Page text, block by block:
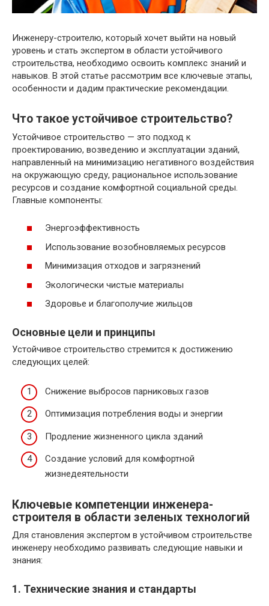
Инженеру-строителю, который хочет выйти на новый
уровень и стать экспертом в области устойчивого
строительства, необходимо освоить комплекс знаний и
навыков. В этой статье рассмотрим все ключевые этапы,
особенности и дадим практические рекомендации.
Что такое устойчивое строительство?
Устойчивое строительство — это подход к
проектированию, возведению и эксплуатации зданий,
направленный на минимизацию негативного воздействия
на окружающую среду, рациональное использование
ресурсов и создание комфортной социальной среды.
Главные компоненты:
Энергоэффективность
Использование возобновляемых ресурсов
Минимизация отходов и загрязнений
Экологически чистые материалы
Здоровье и благополучие жильцов
Основные цели и принципы
Устойчивое строительство стремится к достижению
следующих целей:
Снижение выбросов парниковых газов
Оптимизация потребления воды и энергии
Продление жизненного цикла зданий
Создание условий для комфортной
жизнедеятельности
Ключевые компетенции инженера-
строителя в области зеленых технологий
Для становления экспертом в устойчивом строительстве
инженеру необходимо развивать следующие навыки и
знания:
1. Технические знания и стандарты